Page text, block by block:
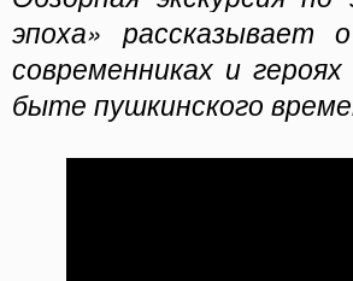
эпоха»
современниках и
быте пушкинского